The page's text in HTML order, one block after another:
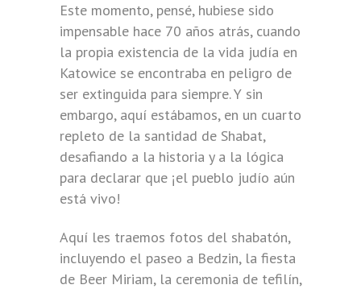
Este momento, pensé, hubiese sido
impensable hace 70 años atrás, cuando
la propia existencia de la vida judía en
Katowice se encontraba en peligro de
ser extinguida para siempre. Y sin
embargo, aquí estábamos, en un cuarto
repleto de la santidad de Shabat,
desafiando a la historia y a la lógica
para declarar que ¡el pueblo judío aún
está vivo!
Aquí les traemos fotos del shabatón,
incluyendo el paseo a Bedzin, la fiesta
de Beer Miriam, la ceremonia de tefilín,